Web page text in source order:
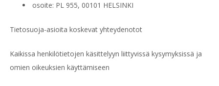
osoite: PL 955, 00101 HELSINKI
Tietosuoja-asioita koskevat yhteydenotot
Kaikissa henkilötietojen käsittelyyn liittyvissä kysymyksissä ja
omien oikeuksien käyttämiseen